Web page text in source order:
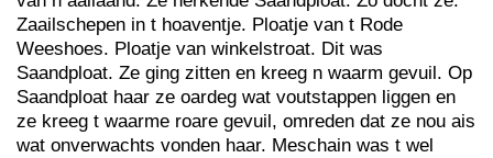
Zaailschepen in t hoaventje. Ploatje van t Rode
Weeshoes. Ploatje van winkelstroat. Dit was
Saandploat. Ze ging zitten en kreeg n waarm gevuil. Op
Saandploat haar ze oardeg wat voutstappen liggen en
ze kreeg t waarme roare gevuil, omreden dat ze nou ais
wat onverwachts vonden haar. Meschain was t wel